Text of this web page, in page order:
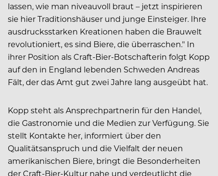
lassen, wie man niveauvoll braut – jetzt inspirieren
sie hier Traditionshäuser und junge Einsteiger. Ihre
ausdrucksstarken Kreationen haben die Brauwelt
revolutioniert, es sind Biere, die überraschen." In
ihrer Position als Craft-Bier-Botschafterin folgt Kopp
auf den in England lebenden Schweden Andreas
Fält, der das Amt gut zwei Jahre lang ausgeübt hat.
Kopp steht als Ansprechpartnerin für den Handel,
die Gastronomie und die Medien zur Verfügung. Sie
stellt Kontakte her, informiert über den
Qualitätsanspruch und die Vielfalt der neuen
amerikanischen Biere, bringt die Besonderheiten
der Craft-Bier-Kultur nahe und verdeutlicht die